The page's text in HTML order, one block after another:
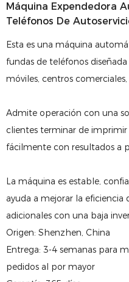
Máquina Expendedora
Teléfonos De
Esta es una máquina
fundas de teléfonos
móviles, centros
Admite operación con una
clientes terminar de
fácilmente con resultados a
La máquina es estable,
ayuda a mejorar la eficiencia
adicionales con una baja
Origen: Shenzhen, China
Entrega: 3-4 semanas para
pedidos al por mayor